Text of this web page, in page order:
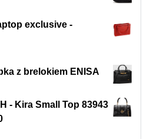
exclusive -
z brelokiem ENISA
- Kira Small Top 83943